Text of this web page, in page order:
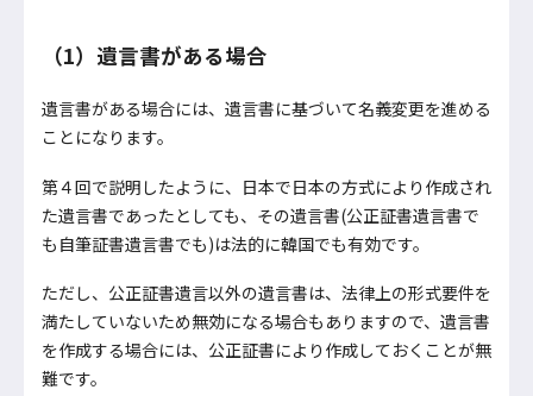
（1）遺言書がある場合
遺言書がある場合には、遺言書に基づいて名義変更を進める
ことになります。
第４回で説明したように、日本で日本の方式により作成され
た遺言書であったとしても、その遺言書(公正証書遺言書で
も自筆証書遺言書でも)は法的に韓国でも有効です。
ただし、公正証書遺言以外の遺言書は、法律上の形式要件を
満たしていないため無効になる場合もありますので、遺言書
を作成する場合には、公正証書により作成しておくことが無
難です。